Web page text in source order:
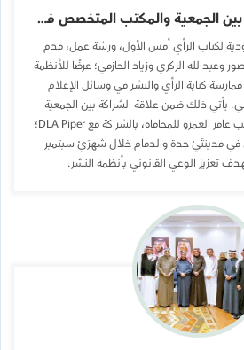
“ضمن علاقة الشراكة بين الجمعية والمكتب المتخصص في المحاماة “رأي” و”عامر العمرو” تعقدان ورشة لعرض أنظمة النشر لكتاب الرأي
لكتاب الرأي أمس الأول، ورشة عمل، قدم
وعبدالله الزكري وزياد الحازمي؛ عرضًا للأنظمة
كتابة الرأي والنشر في وسائل الإعلام
يأتي ذلك ضمن علاقة الشراكة بين الجمعية
السعودية لكتاب الرأي ومكتب عامر العمرو للمحاماة، بالشراكة مع DLA Piper؛
مدينتَيْ جدة والدمام خلال شهرَيْ سبتمبر
تعزيز الوعي القانوني بأنظمة النشر.